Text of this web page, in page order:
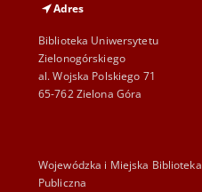
Adres
Biblioteka Uniwersytetu
Zielonogórskiego
al. Wojska Polskiego 71
65-762 Zielona Góra
Wojewódzka i Miejska Biblioteka
Publiczna